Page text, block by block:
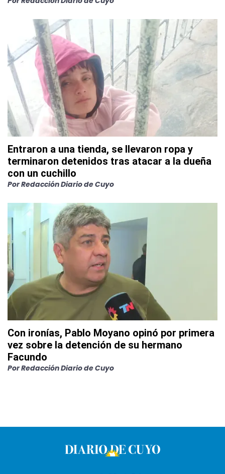
Entraron a una tienda, se llevaron ropa y
terminaron detenidos tras atacar a la dueña
con un cuchillo
PorRedacción Diario de Cuyo
Con ironías, Pablo Moyano opinó por primera
vez sobre la detención de su hermano
Facundo
PorRedacción Diario de Cuyo